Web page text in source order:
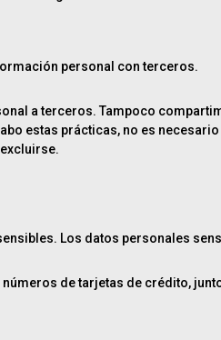
personal con terceros.
a terceros. Tampoco
estas prácticas, no es
Los datos personales
de tarjetas de crédito,